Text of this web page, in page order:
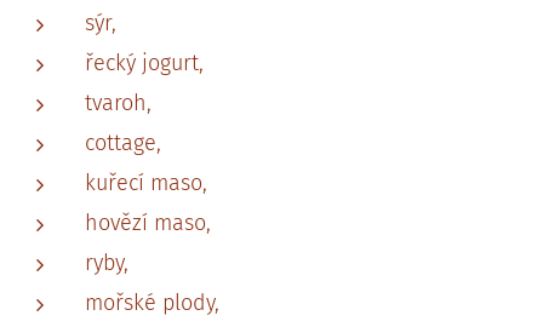
sýr,
řecký jogurt,
tvaroh,
cottage,
kuřecí maso,
hovězí maso,
ryby,
mořské plody,